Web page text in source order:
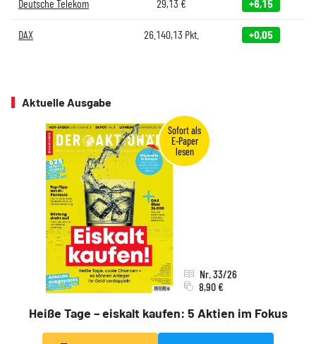
Deutsche Telekom 29,13 € +6,15
DAX 26.140,13 Pkt. +0,05
Aktuelle Ausgabe
Heiße Tage – eiskalt kaufen: 5 Aktien im Fokus
Nr. 33/26
8,90 €